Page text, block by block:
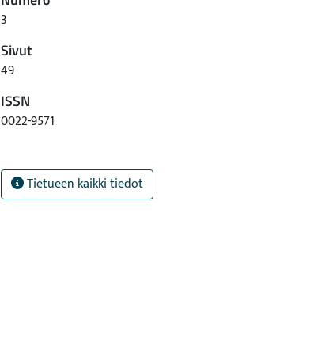
3
Sivut
49
ISSN
0022-9571
Tietueen kaikki tiedot